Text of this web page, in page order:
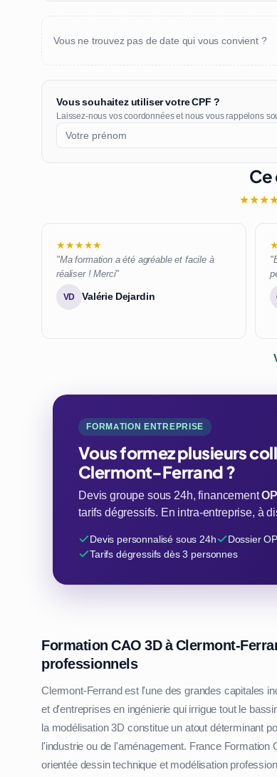
Vous ne trouvez pas de date qui vous convient ?
Vous souhaitez utiliser votre CPF ?
Laissez-nous vos coordonnées et nous vous rappelons
Ce
★★★
★★★★★
"Ma formation a été agréable et facile à
réaliser ! Merci"
VD Valérie Dejardin
FORMATION ENTREPRISE
Vous formez plusieurs
Clermont-Ferrand ?
Devis groupe sous 24h, financement
tarifs dégressifs. En intra-entreprise, à
Devis personnalisé sous 24h
Dossier
Tarifs dégressifs dès 3 personnes
Formation CAO 3D à Clermont-
professionnels
Clermont-Ferrand est l'une des grandes capitales
et d'entreprises en ingénierie qui irrigue tout le
la modélisation 3D constitue un atout déterminant
l'industrie ou de l'aménagement. France
orientée dessin technique et modélisation